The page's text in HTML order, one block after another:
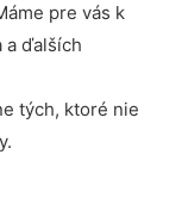
pre vás k
a ďalších
tých, ktoré nie